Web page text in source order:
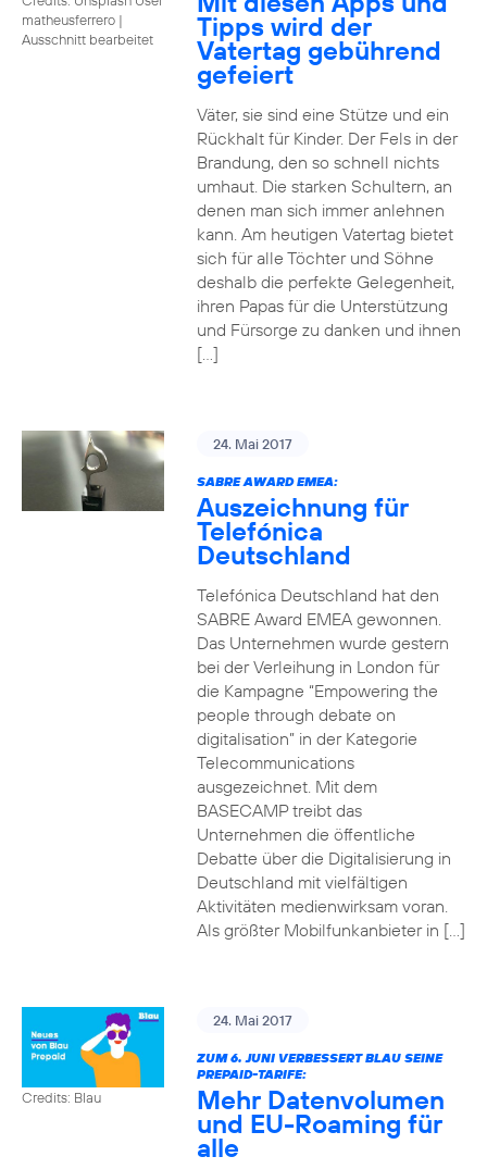
matheusferrero |
Ausschnitt bearbeitet
Tipps wird der
Vatertag gebührend
gefeiert
Väter, sie sind eine Stütze und ein
Rückhalt für Kinder. Der Fels in der
Brandung, den so schnell nichts
umhaut. Die starken Schultern, an
denen man sich immer anlehnen
kann. Am heutigen Vatertag bietet
sich für alle Töchter und Söhne
deshalb die perfekte Gelegenheit,
ihren Papas für die Unterstützung
und Fürsorge zu danken und ihnen
[…]
24. Mai 2017
SABRE AWARD EMEA:
Auszeichnung für
Telefónica
Deutschland
Telefónica Deutschland hat den
SABRE Award EMEA gewonnen.
Das Unternehmen wurde gestern
bei der Verleihung in London für
die Kampagne “Empowering the
people through debate on
digitalisation” in der Kategorie
Telecommunications
ausgezeichnet. Mit dem
BASECAMP treibt das
Unternehmen die öffentliche
Debatte über die Digitalisierung in
Deutschland mit vielfältigen
Aktivitäten medienwirksam voran.
Als größter Mobilfunkanbieter in […]
Credits: Blau
24. Mai 2017
ZUM 6. JUNI VERBESSERT BLAU SEINE
PREPAID-TARIFE:
Mehr Datenvolumen
und EU-Roaming für
alle